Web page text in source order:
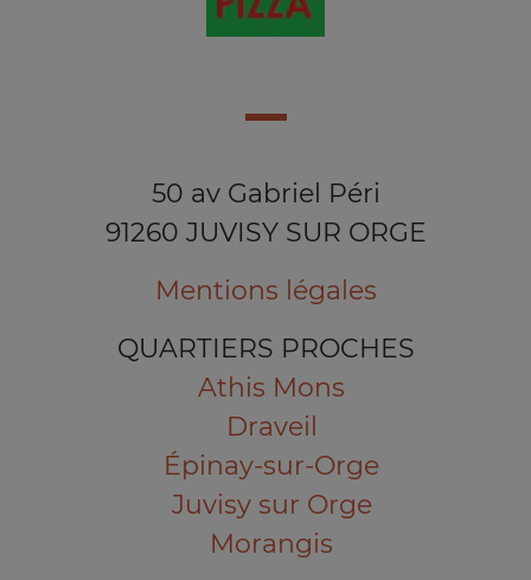
50 av Gabriel Péri
91260 JUVISY SUR ORGE
Mentions légales
QUARTIERS PROCHES
Athis Mons
Draveil
Épinay-sur-Orge
Juvisy sur Orge
Morangis